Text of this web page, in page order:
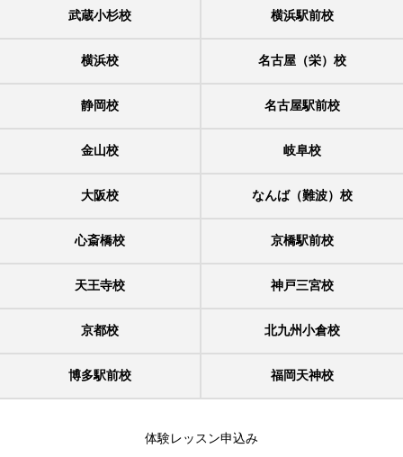
武蔵小杉校 横浜駅前校
横浜校 名古屋（栄）校
静岡校 名古屋駅前校
金山校 岐阜校
大阪校 なんば（難波）校
心斎橋校 京橋駅前校
天王寺校 神戸三宮校
京都校 北九州小倉校
博多駅前校 福岡天神校
体験レッスン申込み